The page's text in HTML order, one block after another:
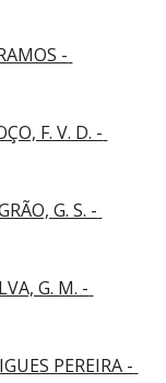
-
F. V. D. -
G. S. -
G. M. -
PEREIRA -